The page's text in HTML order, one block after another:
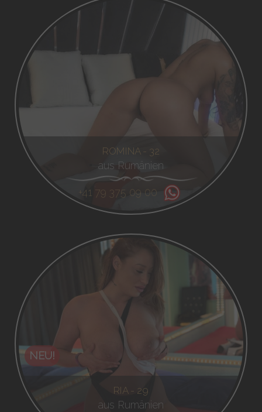
ROMINA - 32
aus Rumänien
+41 79 375 09 00
NEU!
RIA - 29
aus Rumänien